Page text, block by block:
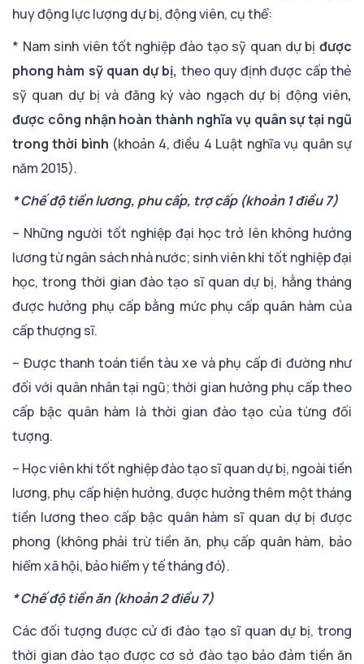
huy động lực lượng dự bị, động viên, cụ thể:
* Nam sinh viên tốt nghiệp đào tạo sỹ quan dự bị được
phong hàm sỹ quan dự bị, theo quy định được cấp thẻ
sỹ quan dự bị và đăng ký vào ngạch dự bị động viên,
được công nhận hoàn thành nghĩa vụ quân sự tại ngũ
trong thời bình (khoản 4, điều 4 Luật nghĩa vụ quân sự
năm 2015).
* Chế độ tiền lương, phu cấp, trợ cấp (khoản 1 điều 7)
– Những người tốt nghiệp đại học trở lên không hưởng
lương từ ngân sách nhà nước; sinh viên khi tốt nghiệp đại
học, trong thời gian đào tạo sĩ quan dự bị, hằng tháng
được hưởng phụ cấp bằng mức phụ cấp quân hàm của
cấp thượng sĩ.
– Được thanh toán tiền tàu xe và phụ cấp đi đường như
đối với quân nhân tại ngũ; thời gian hưởng phụ cấp theo
cấp bậc quân hàm là thời gian đào tạo của từng đối
tượng.
– Học viên khi tốt nghiệp đào tạo sĩ quan dự bị, ngoài tiền
lương, phụ cấp hiện hưởng, được hưởng thêm một tháng
tiền lương theo cấp bậc quân hàm sĩ quan dự bị được
phong (không phải trừ tiền ăn, phụ cấp quân hàm, bảo
hiểm xã hội, bảo hiểm y tế tháng đó).
* Chế độ tiền ăn (khoản 2 điều 7)
Các đối tượng được cử đi đào tạo sĩ quan dự bị, trong
thời gian đào tạo được cơ sở đào tạo bảo đảm tiền ăn